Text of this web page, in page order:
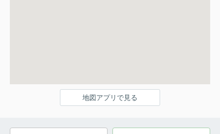
地図アプリで見る